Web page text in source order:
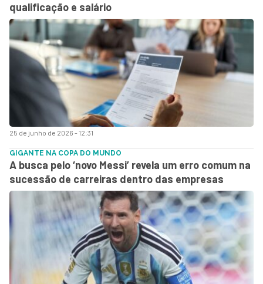
25 de junho de 2026 - 12:31
qualificação e salário
GIGANTE NA COPA DO MUNDO
A busca pelo ‘novo Messi’ revela um erro comum na
sucessão de carreiras dentro das empresas